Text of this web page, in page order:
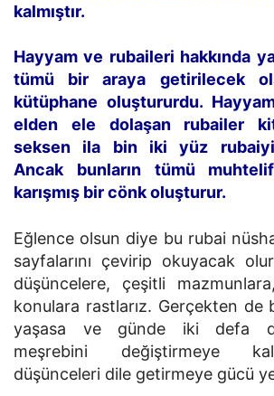
kalmıştır.
Hayyam ve rubaileri hakkında
tümü bir araya getirilecek
kütüphane oluştururdu.
elden ele dolaşan rubailer
seksen ila bin iki yüz rubaiyi
Ancak bunların tümü
karışmış bir cönk oluşturur.
Eğlence olsun diye bu rubai
sayfalarını çevirip okuyacak
düşüncelere, çeşitli
konulara rastlarız. Gerçekten de
yaşasa ve günde iki defa
meşrebini değiştirmeye
düşünceleri dile getirmeye gücü